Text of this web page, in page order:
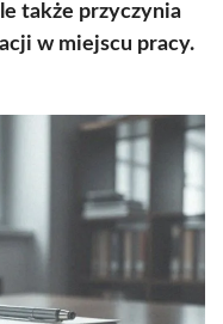
także przyczynia
w miejscu pracy.